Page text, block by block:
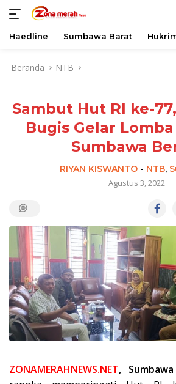
Haedline Sumbawa Barat
Beranda NTB
Sambut Hut RI ke-
Bugis Gelar
Sumbawa
RIYAN KISWANTO- NTB,
Agustus 3, 2022
ZONAMERAHNEWS.NET,